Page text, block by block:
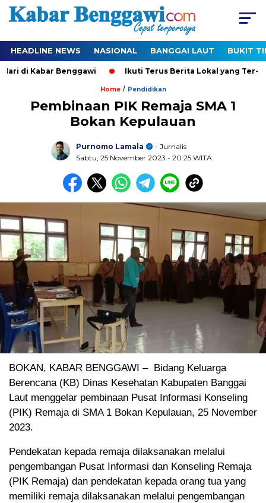
HEADLINE NEWS NASIONAL BANGGAI LAUT BUKIT
di Kabar Benggawi Ikuti Terus Berita Lokal yang Ter-
Home/ Pendidikan
Pembinaan PIK Remaja SMA 1
Bokan Kepulauan
Purnomo Lamala
- Jurnalis
Sabtu, 25 November 2023 - 20:25 WITA
BOKAN, KABAR BENGGAWI – Bidang Keluarga
Berencana (KB) Dinas Kesehatan Kabupaten Banggai
Laut menggelar pembinaan Pusat Informasi Konseling
(PIK) Remaja di SMA 1 Bokan Kepulauan, 25 November
2023.
Pendekatan kepada remaja dilaksanakan melalui
pengembangan Pusat Informasi dan Konseling Remaja
(PIK Remaja) dan pendekatan kepada orang tua yang
memiliki remaja dilaksanakan melalui pengembangan